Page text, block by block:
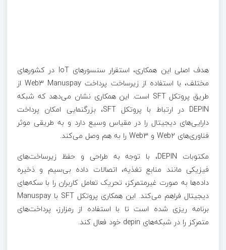
هدف اصلی این همکاری، استقرار سنسورهای IoT در کشورهای
مختلف، با استفاده از زیرساخت پرداخت Web3 Manuspay از
طریق پروتکل SFT است. این همکاری نشان می‌دهد که شبکه
DEPIN در ارتباط با پروتکل SFT، بزرگنمایی امکان پرداخت
دارایی‌های دیجیتال را در مقیاس وسیع دارد و به طریقی موثر
فناوری‌های Web2 و Web3 را به هم وصل می‌کند.
مکتوبات DEPIN، با توجه به طراحی و حفظ زیرساخت‌های
فیزیکی مانند منابع تغذیه، اتصالات داده بی‌سیم و ذخیره
داده‌ها به صورت غیرمتمرکز، تحریک تعامل کاربران را با سکه‌های
دیجیتال فراهم می‌کند. این همکاری پروتکل SFT با Manuspay
برنامه ریزی شده است تا با استفاده از رمزارز، پرداخت‌های
متمرکز را در شبکه‌های depin خود فعال کند.